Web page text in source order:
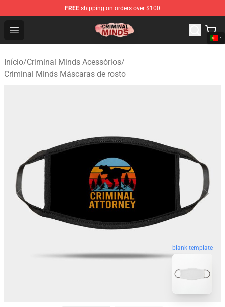
FREE shipping on orders over $100
Open menu
Criminal Minds Shop - Official Criminal Minds
Início/Criminal Minds Acessórios/
Criminal Minds Máscaras de rosto
blank template